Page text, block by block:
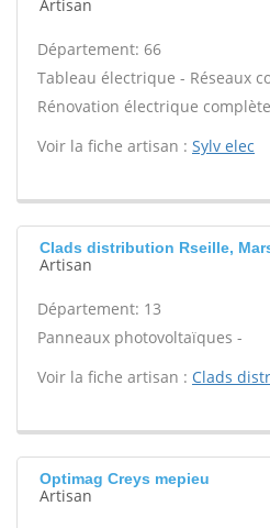
Artisan
Département: 66
Tableau électrique - Réseaux
Rénovation électrique
Voir la fiche artisan : Sylv elec
Clads distribution Rseille,
Artisan
Département: 13
Panneaux photovoltaïques -
Voir la fiche artisan : Clads
Optimag Creys mepieu
Artisan